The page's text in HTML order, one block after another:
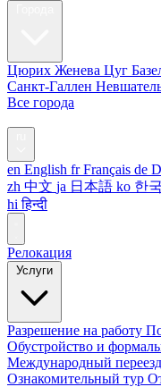
Цюрих Женева Цуг
Санкт-Галлен
Все города
en English fr Français de
zh 中文 ja 日本語 ko 한
hi हिन्दी
Релокация
Услуги
Разрешение на работу
Обустройство и
Международный переезд
Ознакомительный тур